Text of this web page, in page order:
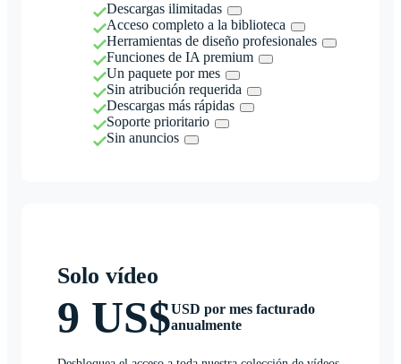
Descargas ilimitadas
Acceso completo a la biblioteca
Herramientas de diseño profesionales
Funciones de IA premium
Un paquete por mes
Sin atribución requerida
Descargas más rápidas
Soporte prioritario
Sin anuncios
Solo vídeo
9 US$USD por mes facturado
anualmente